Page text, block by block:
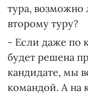
тура, возможно
второму туру?
- Если даже по
будет решена
кандидате, мы
командой. А на